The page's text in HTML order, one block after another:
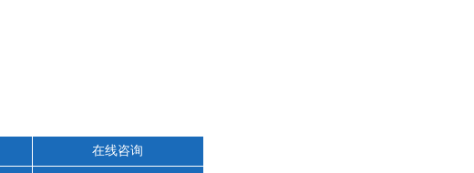
在线咨询